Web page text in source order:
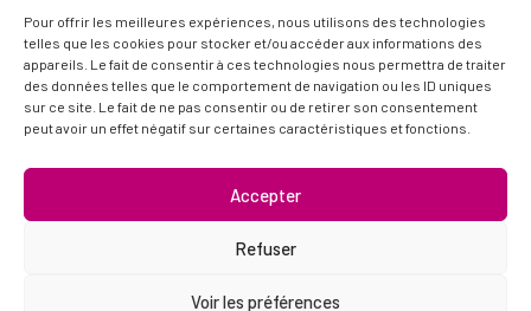
Pour offrir les meilleures expériences, nous utilisons des technologies
telles que les cookies pour stocker et/ou accéder aux informations des
appareils. Le fait de consentir à ces technologies nous permettra de traiter
des données telles que le comportement de navigation ou les ID uniques
sur ce site. Le fait de ne pas consentir ou de retirer son consentement
peut avoir un effet négatif sur certaines caractéristiques et fonctions.
Accepter
Refuser
Voir les préférences
ORLEANS LA SOURCE : 24-26 Avenue de la Bolière, 45000
Orléans
Réseaux sociaux
Suivez nous sur nos différents réseaux sociaux
Politique de confidentialité